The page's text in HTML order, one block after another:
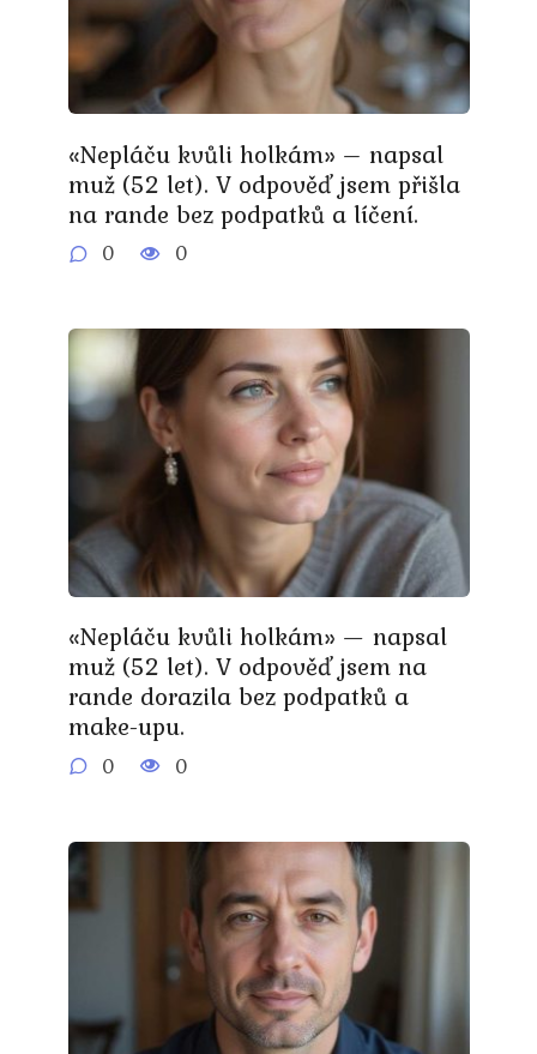
«Nepláču kvůli holkám» – napsal
muž (52 let). V odpověď jsem přišla
na rande bez podpatků a líčení.
0 0
«Nepláču kvůli holkám» — napsal
muž (52 let). V odpověď jsem na
rande dorazila bez podpatků a
make-upu.
0 0